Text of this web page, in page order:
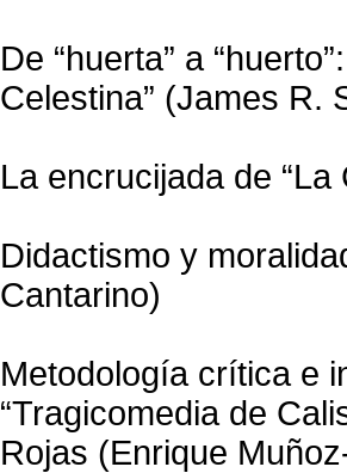
De “huerta” a
Celestina” (James R.
La encrucijada de
Didactismo y
Cantarino)
Metodología crítica e
“Tragicomedia de
Rojas (Enrique